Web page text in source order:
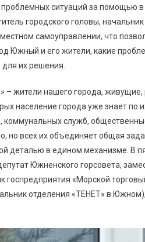
ситуаций за помощью
городского головы,
самоуправлении, что
Южный и его жители, какие
их решения.
жители нашего города,
население города уже знает по
служб,
но всех их объединяет общая
деталью в едином механизме. В
Южненского горсовета,
госпредприятия «Морской
отделения «ТЕНЕТ» в